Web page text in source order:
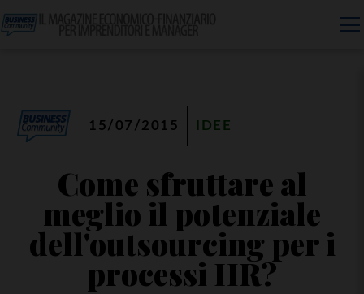
15/07/2015 IDEE
Come sfruttare al
meglio il potenziale
dell'outsourcing per i
processi HR?